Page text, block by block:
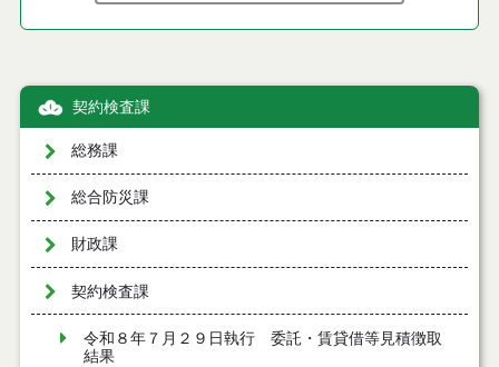
契約検査課
総務課
総合防災課
財政課
契約検査課
令和８年７月２９日執行 委託・賃貸借等見積徴取
結果